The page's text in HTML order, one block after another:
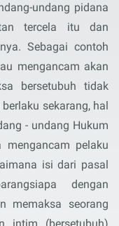
undang pidana
tercela itu dan
Sebagai contoh
mengancam akan
bersetubuh tidak
sekarang, hal
- undang Hukum
pelaku
isi dari pasal
dengan
memaksa seorang